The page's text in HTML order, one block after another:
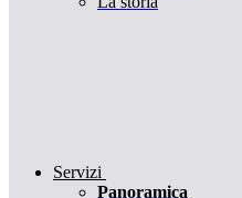
Servizi
Panoramica